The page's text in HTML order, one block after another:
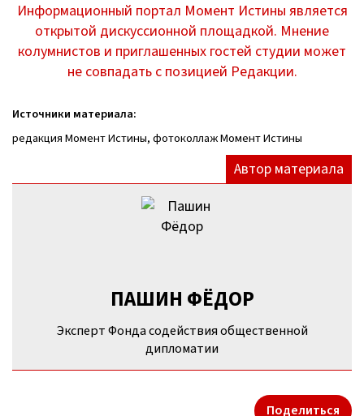
Информационный портал Момент Истины является
открытой дискуссионной площадкой. Мнение
колумнистов и приглашенных гостей студии может
не совпадать с позицией Редакции.
Источники материала:
редакция Момент Истины, фотоколлаж Момент Истины
Автор материала
ПАШИН ФЁДОР
Эксперт Фонда содействия общественной
дипломатии
Поделиться